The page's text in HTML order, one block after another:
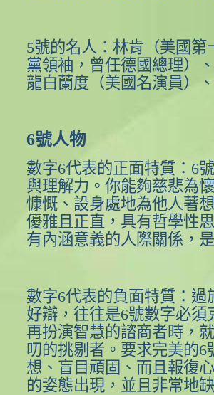
5號的名人：林肯（美國
黨領袖，曾任德國總理）
龍白蘭度（美國名演員）
6號人物
數字6代表的正面特質： 6
與理解力。你能夠慈悲為
慷慨、設身處地為他人著
優雅且正直，具有哲學性
有內涵意義的人際關係，
數字6代表的負面特質：過
好辯，往往是6號數字必須
再扮演智慧的諮商者時，
叨的挑剔者。要求完美的6
想、盲目頑固、而且報復
的姿態出現，並且非常地